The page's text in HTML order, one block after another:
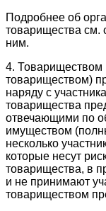
Подробнее об
товарищества см.
ним.
4.
товариществом)
наряду с
товарищества
отвечающими по
имуществом
несколько
которые несут
товарищества, в
и не принимают
товариществом